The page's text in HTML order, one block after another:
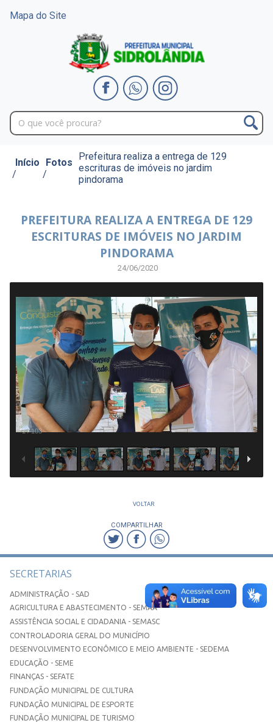
Mapa do Site
Início
/
Fotos
/
Prefeitura realiza a entrega de 129
escrituras de imóveis no jardim
pindorama
PREFEITURA REALIZA A ENTREGA DE 129
ESCRITURAS DE IMÓVEIS NO JARDIM
PINDORAMA
24/06/2020
1/103
VOLTAR
COMPARTILHAR
SECRETARIAS
ADMINISTRAÇÃO - SAD
AGRICULTURA E ABASTECIMENTO - SEMAA
ASSISTÊNCIA SOCIAL E CIDADANIA - SEMASC
CONTROLADORIA GERAL DO MUNICÍPIO
DESENVOLVIMENTO ECONÔMICO E MEIO AMBIENTE - SEDEMA
EDUCAÇÃO - SEME
FINANÇAS - SEFATE
FUNDAÇÃO MUNICIPAL DE CULTURA
FUNDAÇÃO MUNICIPAL DE ESPORTE
FUNDAÇÃO MUNICIPAL DE TURISMO